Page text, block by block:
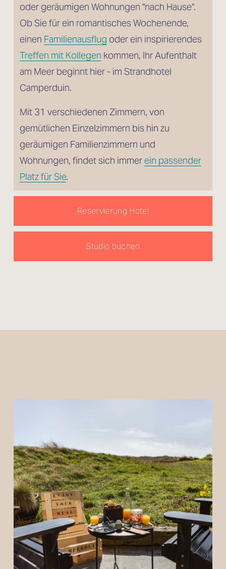
oder geräumigen Wohnungen "nach Hause".
Ob Sie für ein romantisches Wochenende,
einen Familienausflug
Treffen mit Kollegen kommen, Ihr Aufenthalt
am Meer beginnt hier - im Strandhotel
Camperduin.
Mit 31 verschiedenen Zimmern, von
gemütlichen Einzelzimmern bis hin zu
geräumigen Familienzimmern und
Wohnungen, findet sich immer ein passender
Platz für Sie.
Reservierung Hotel
Studio buchen